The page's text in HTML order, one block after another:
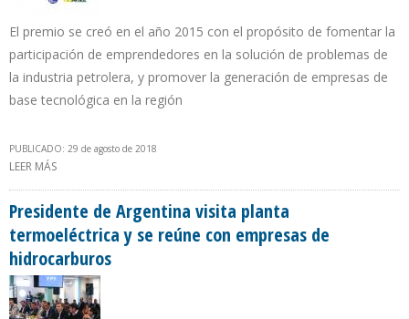
El premio se creó en el año 2015 con el propósito de fomentar la
participación de emprendedores en la solución de problemas de
la industria petrolera, y promover la generación de empresas de
base tecnológica en la región
PUBLICADO: 29 de agosto de 2018
LEER MÁS
HIDROCARBUROS
Presidente de Argentina visita planta
termoeléctrica y se reúne con empresas de
hidrocarburos